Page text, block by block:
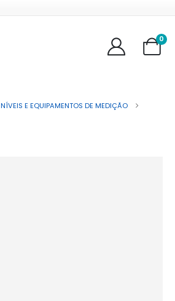
0
NÍVEIS E EQUIPAMENTOS DE MEDIÇÃO